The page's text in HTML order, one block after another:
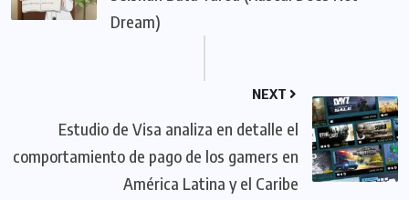
Dream)
NEXT
Estudio de Visa analiza en detalle el
comportamiento de pago de los gamers en
América Latina y el Caribe